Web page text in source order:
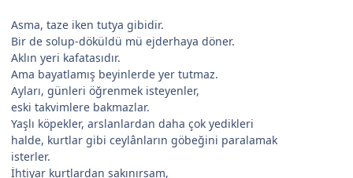
Asma, taze iken tutya gibidir.
Bir de solup-döküldü mü ejderhaya döner.
Aklın yeri kafatasıdır.
Ama bayatlamış beyinlerde yer tutmaz.
Ayları, günleri öğrenmek isteyenler,
eski takvimlere bakmazlar.
Yaşlı köpekler, arslanlardan daha çok yedikleri
halde, kurtlar gibi ceylânların göbeğini paralamak
isterler.
İhtiyar kurtlardan sakınırsam,